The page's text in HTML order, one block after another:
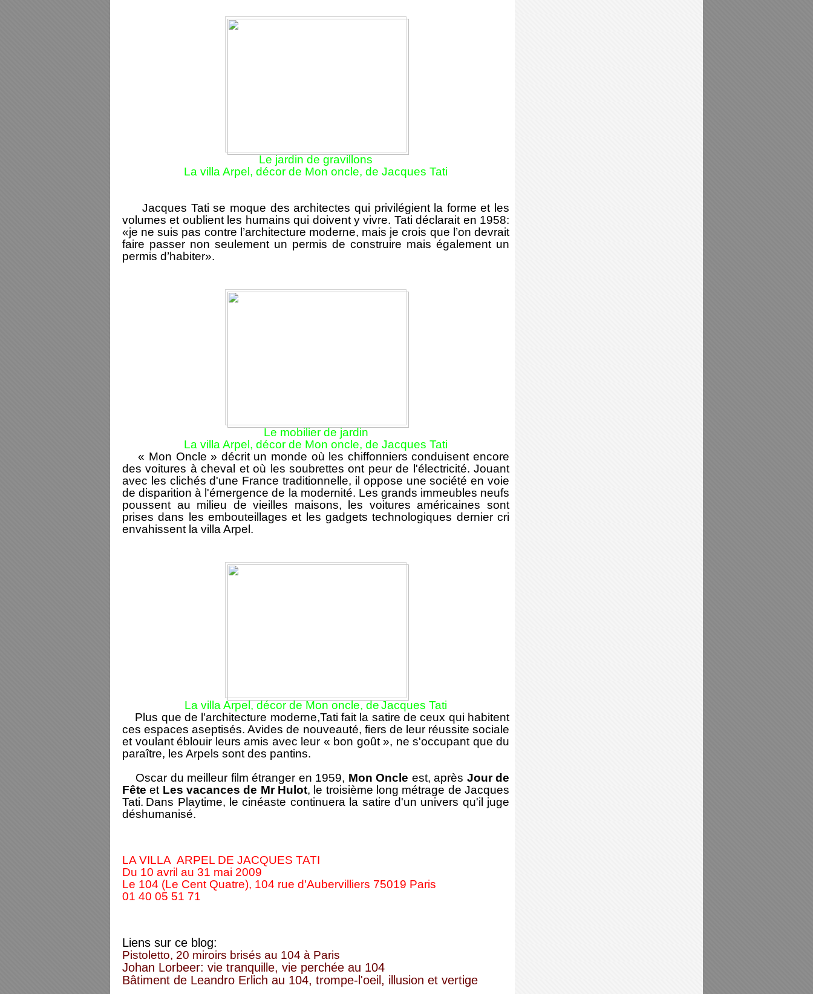
Le jardin de gravillons
La villa Arpel, décor de Mon oncle, de Jacques Tati
Jacques Tati se moque des architectes qui privilégient la forme et les
volumes et oublient les humains qui doivent y vivre. Tati déclarait en 1958:
«je ne suis pas contre l’architecture moderne, mais je crois que l’on devrait
faire passer non seulement un permis de construire mais également un
permis d’habiter».
Le mobilier de jardin
La villa Arpel, décor de Mon oncle, de Jacques Tati
« Mon Oncle » décrit un monde où les chiffonniers conduisent encore
des voitures à cheval et où les soubrettes ont peur de l'électricité. Jouant
avec les clichés d'une France traditionnelle, il oppose une société en voie
de disparition à l'émergence de la modernité. Les grands immeubles neufs
poussent au milieu de vieilles maisons, les voitures américaines sont
prises dans les embouteillages et les gadgets technologiques dernier cri
envahissent la villa Arpel.
La villa Arpel, décor de Mon oncle, deJacques Tati
Plus que de l'architecture moderne,Tati fait la satire de ceux qui habitent
ces espaces aseptisés. Avides de nouveauté, fiers de leur réussite sociale
et voulant éblouir leurs amis avec leur « bon goût », ne s'occupant que du
paraître, les Arpels sont des pantins.
Oscar du meilleur film étranger en 1959, Mon Oncle est, après Jour de
Fête et Les vacances de Mr Hulot, le troisième long métrage de Jacques
Tati. Dans Playtime, le cinéaste continuera la satire d'un univers qu'il juge
déshumanisé.
LA VILLA ARPEL DE JACQUES TATI
Du 10 avril au 31 mai 2009
Le 104 (Le Cent Quatre), 104 rue d'Aubervilliers 75019 Paris
01 40 05 51 71
Liens sur ce blog:
Pistoletto, 20 miroirs brisés au 104 à Paris
Johan Lorbeer: vie tranquille, vie perchée au 104
Bâtiment de Leandro Erlich au 104, trompe-l'oeil, illusion et vertige